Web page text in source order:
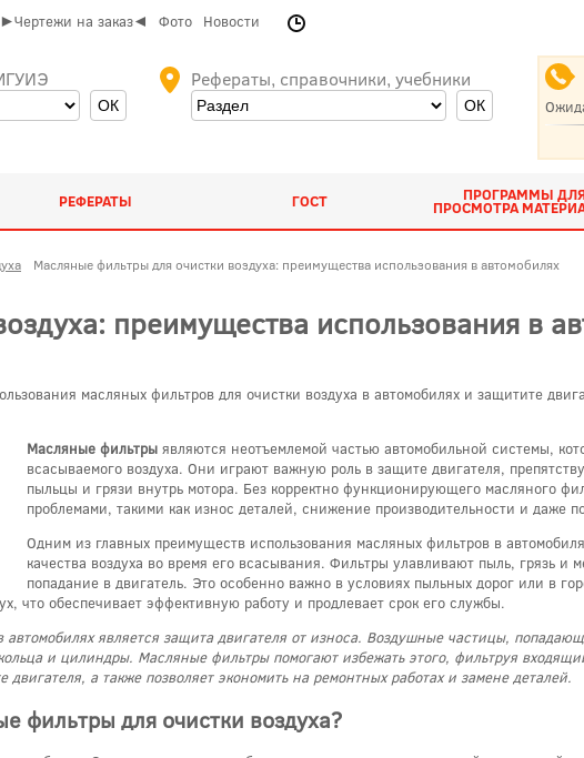
►Чертежи на заказ◄ Фото Новости
Рефераты, справочники, учебники
РЕФЕРАТЫ ГОСТ ПРОГРАММЫ
ПРОСМОТРА
Масляные фильтры для очистки воздуха: преимущества использования в автомобилях
преимущества использования в
масляных фильтров для очистки воздуха в автомобилях и защитите
Масляные фильтры являются неотъемлемой частью автомобильной системы,
всасываемого воздуха. Они играют важную роль в защите двигателя,
пыльцы и грязи внутрь мотора. Без корректно функционирующего масляного
проблемами, такими как износ деталей, снижение производительности и даже
Одним из главных преимуществ использования масляных фильтров в
качества воздуха во время его всасывания. Фильтры улавливают пыль, грязь и
попадание в двигатель. Это особенно важно в условиях пыльных дорог или в
что обеспечивает эффективную работу и продлевает срок его службы.
является защита двигателя от износа. Воздушные частицы,
и цилиндры. Масляные фильтры помогают избежать этого, фильтруя
а также позволяет экономить на ремонтных работах и замене деталей.
фильтры для очистки воздуха?